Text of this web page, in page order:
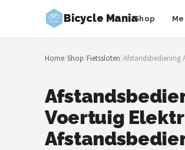
Bicycle ManiaShop
Zoeken
NAVIGATIE
Merken
Blog
Home/Shop/Fietssloten/Afstandsbediening
Voertuig